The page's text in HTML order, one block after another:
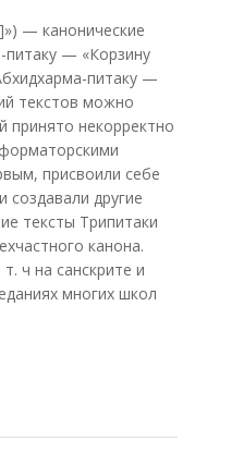
— канонические
питаку — «Корзину
питаку —
текстов можно
принято некорректно
присвоили себе
создавали другие
тексты Трипитаки
канона.
ч на санскрите и
многих школ